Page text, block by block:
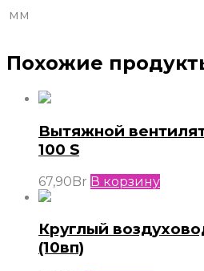
мм
Похожие
Вытяжной
100 S
67,90Br В корзину
Круглый
(10вп)